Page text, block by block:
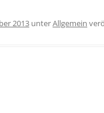
2013 unterAllgemein